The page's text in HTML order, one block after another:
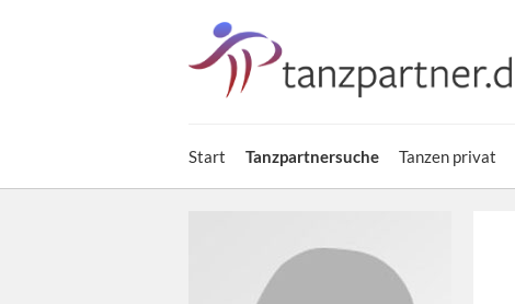
Start Tanzpartnersuche Tanzen privat